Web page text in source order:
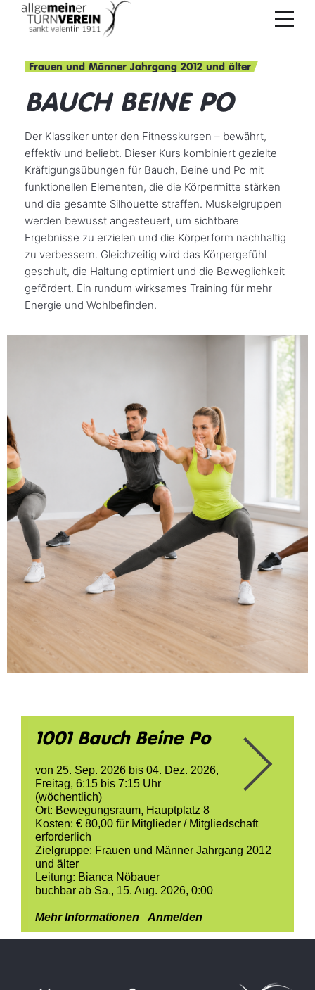
Frauen und Männer Jahrgang 2012 und älter
BAUCH BEINE PO
Der Klassiker unter den Fitnesskursen – bewährt,
effektiv und beliebt. Dieser Kurs kombiniert gezielte
Kräftigungsübungen für Bauch, Beine und Po mit
funktionellen Elementen, die die Körpermitte stärken
und die gesamte Silhouette straffen. Muskelgruppen
werden bewusst angesteuert, um sichtbare
Ergebnisse zu erzielen und die Körperform nachhaltig
zu verbessern. Gleichzeitig wird das Körpergefühl
geschult, die Haltung optimiert und die Beweglichkeit
gefördert. Ein rundum wirksames Training für mehr
Energie und Wohlbefinden.
1001 Bauch Beine Po
von 25. Sep. 2026 bis 04. Dez. 2026,
Freitag, 6:15 bis 7:15 Uhr
(wöchentlich)
Ort: Bewegungsraum, Hauptplatz 8
Kosten: € 80,00 für Mitglieder / Mitgliedschaft
erforderlich
Zielgruppe: Frauen und Männer Jahrgang 2012
und älter
Leitung: Bianca Nöbauer
buchbar ab Sa., 15. Aug. 2026, 0:00
Mehr Informationen Anmelden